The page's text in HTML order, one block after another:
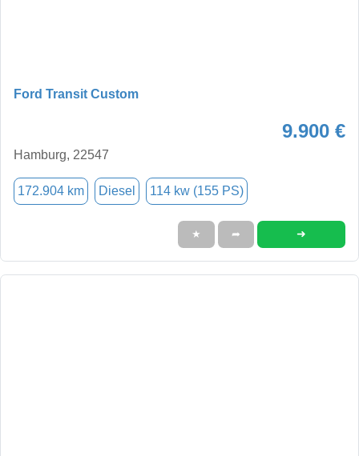
Ford Transit Custom
9.900 €
Hamburg, 22547
172.904 km Diesel 114 kw (155 PS)
★ ➦ ➜